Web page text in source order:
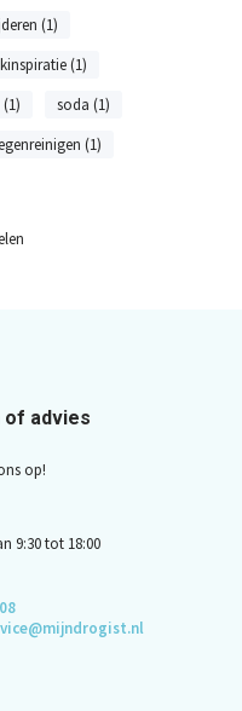
(1)
(1)
soda (1)
(1)
of advies
op!
9:30 tot 18:00